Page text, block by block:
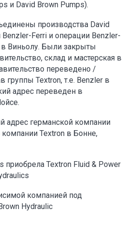
и David Brown Pumps).
производства David
Benzler-Ferri и операции Benzler-
Виньолу. Были закрыты
склад и мастерская в
переведено /
группы Textron, т.е. Benzler в
адрес переведен в
адрес германской компании
Textron в Бонне,
приобрела Textron Fluid & Power
компанией под
Hydraulic